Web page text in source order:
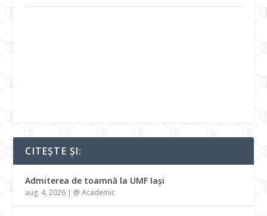
CITEȘTE ȘI:
Admiterea de toamnă la UMF Iași
aug. 4, 2026 @ Academic